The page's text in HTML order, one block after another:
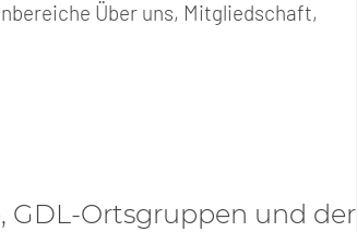
Über uns, Mitgliedschaft,
GDL-Ortsgruppen und der